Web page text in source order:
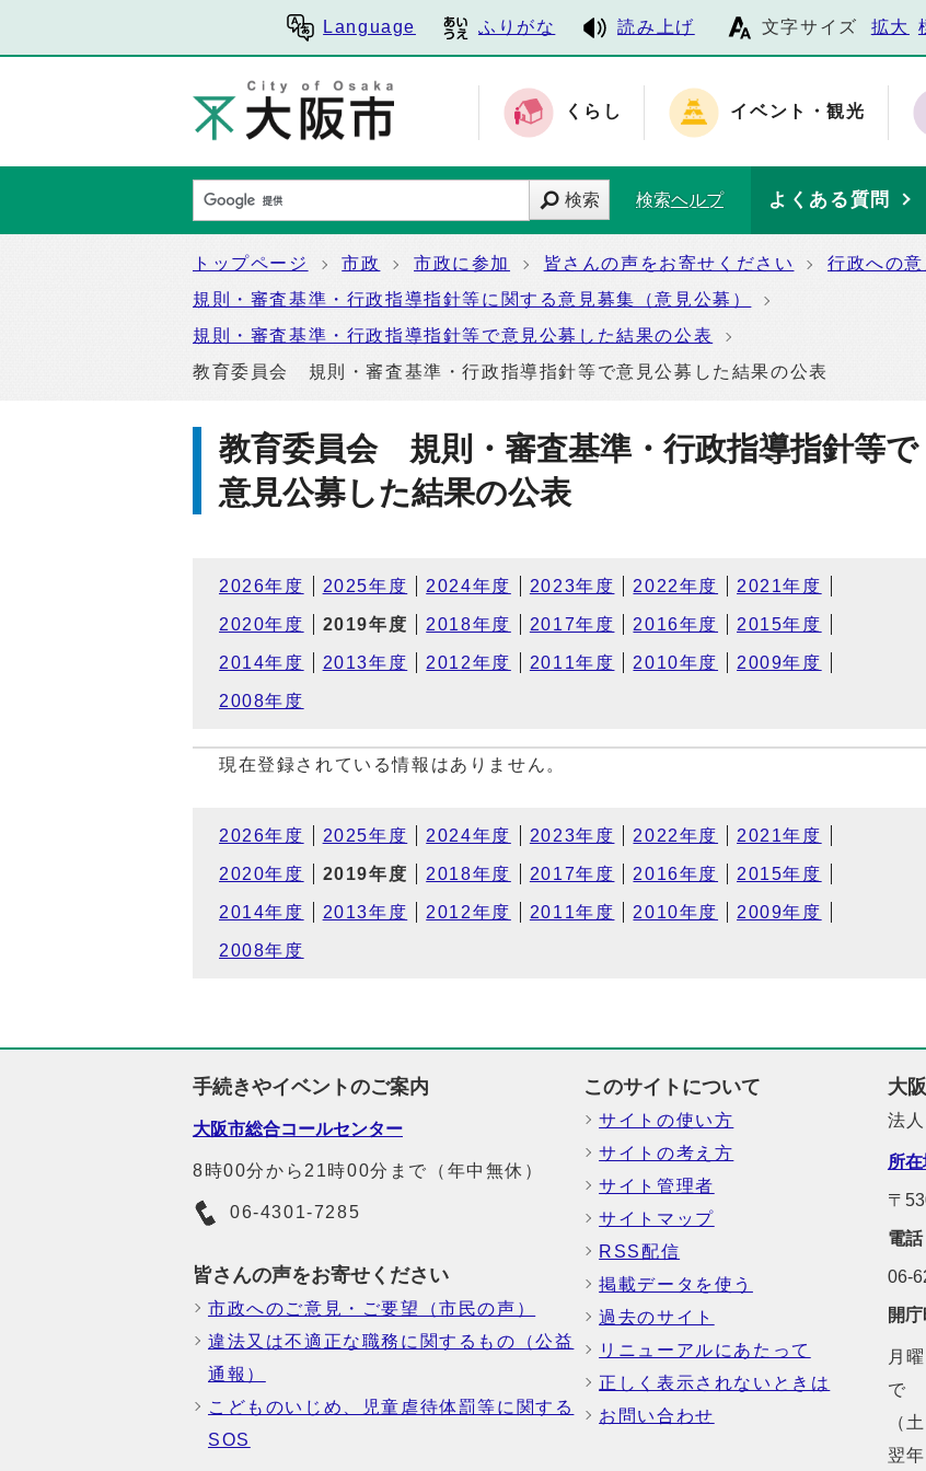
Language ふりがな 読み上げ 文字サイズ 拡大
くらし イベント・観光
検索 検索ヘルプ よくある質問
トップページ 市政 市政に参加 皆さんの声をお寄せください
行政への
規則・審査基準・行政指導指針等に関する意見募集（意見公募）
規則・審査基準・行政指導指針等で意見公募した結果の公表
教育委員会 規則・審査基準・行政指導指針等で意見公募した結果の公表
教育委員会 規則・審査基準・行政指導指針等で
意見公募した結果の公表
2026年度 2025年度 2024年度 2023年度 2022年度 2021年度
2020年度 2019年度 2018年度 2017年度 2016年度 2015年度
2014年度 2013年度 2012年度 2011年度 2010年度 2009年度
2008年度
現在登録されている情報はありません。
2026年度 2025年度 2024年度 2023年度 2022年度 2021年度
2020年度 2019年度 2018年度 2017年度 2016年度 2015年度
2014年度 2013年度 2012年度 2011年度 2010年度 2009年度
2008年度
手続きやイベントのご案内
大阪市総合コールセンター
8時00分から21時00分まで（年中無休）
06-4301-7285
皆さんの声をお寄せください
市政へのご意見・ご要望（市民の声）
違法又は不適正な職務に関するもの（公益
通報）
こどものいじめ、児童虐待体罰等に関する
SOS
このサイトについて
サイトの使い方
サイトの考え方
サイト管理者
サイトマップ
RSS配信
掲載データを使う
過去のサイト
リニューアルにあたって
正しく表示されないときは
お問い合わせ
大
法
所
〒
電話
06-
開
月
で
（
翌